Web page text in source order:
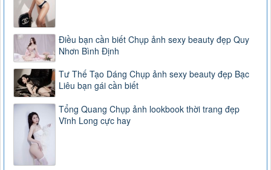
Điều bạn cần biết Chụp ảnh sexy beauty đẹp Quy
Nhơn Bình Định
Tư Thế Tạo Dáng Chụp ảnh sexy beauty đẹp Bạc
Liêu bạn gái cần biết
Tổng Quang Chụp ảnh lookbook thời trang đẹp
Vĩnh Long cực hay